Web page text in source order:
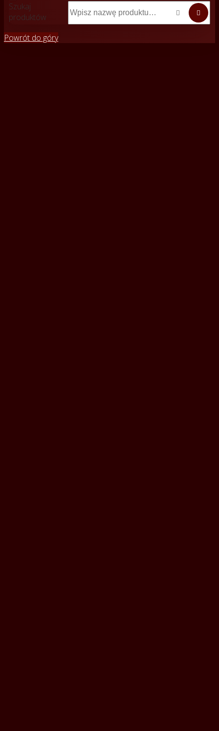
Szukaj
produktów
 
Powrót do góry